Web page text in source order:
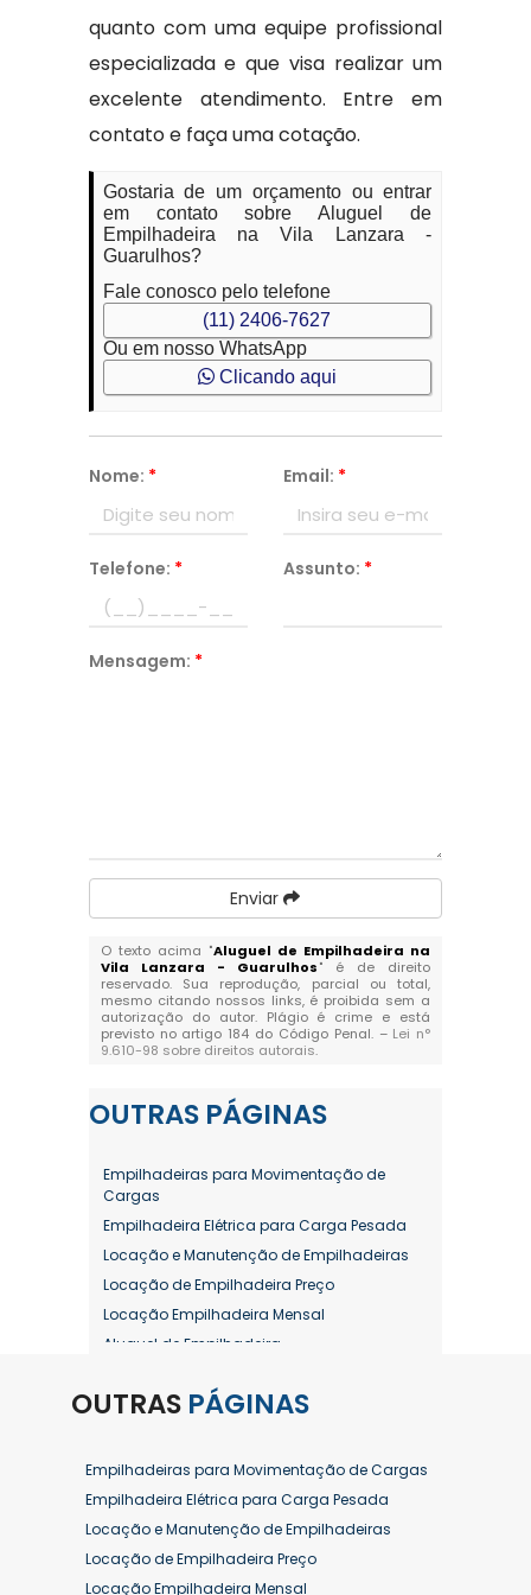
quanto com uma equipe profissional
especializada e que visa realizar um
excelente atendimento. Entre em
contato e faça uma cotação.
Gostaria de um orçamento ou entrar
em contato sobre Aluguel de
Empilhadeira na Vila Lanzara -
Guarulhos?
Fale conosco pelo telefone
(11) 2406-7627
Ou em nosso WhatsApp
Clicando aqui
Nome: * Email: *
Telefone: * Assunto: *
Mensagem: *
Enviar
O texto acima "Aluguel de Empilhadeira na
Vila Lanzara - Guarulhos" é de direito
reservado. Sua reprodução, parcial ou total,
mesmo citando nossos links, é proibida sem a
autorização do autor. Plágio é crime e está
previsto no artigo 184 do Código Penal. – Lei n°
9.610-98 sobre direitos autorais.
OUTRAS PÁGINAS
Empilhadeiras para Movimentação de
Cargas
Empilhadeira Elétrica para Carga Pesada
Locação e Manutenção de Empilhadeiras
Locação de Empilhadeira Preço
Locação Empilhadeira Mensal
Aluguel de Empilhadeira
Aluguel de Empilhadeira Diária Valor
Aluguel de Empilhadeira Elétrica Preço
Aluguel de Empilhadeira Mensal
Aluguel de Empilhadeira Preço
Aluguel de Empilhadeira Valor
Aluguel de Empilhadeiras Eletricas
OUTRAS PÁGINAS
Empilhadeiras para Movimentação de Cargas
Empilhadeira Elétrica para Carga Pesada
Locação e Manutenção de Empilhadeiras
Locação de Empilhadeira Preço
Locação Empilhadeira Mensal